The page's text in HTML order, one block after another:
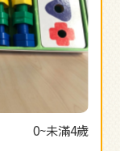
0~未滿4歲